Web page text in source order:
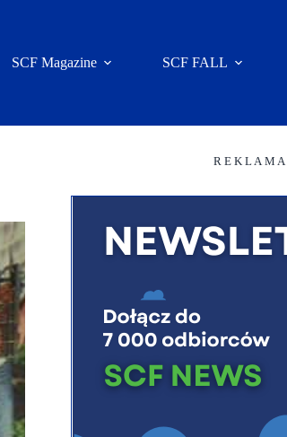
SCF Magazine SCF FALL
R E K L A M A